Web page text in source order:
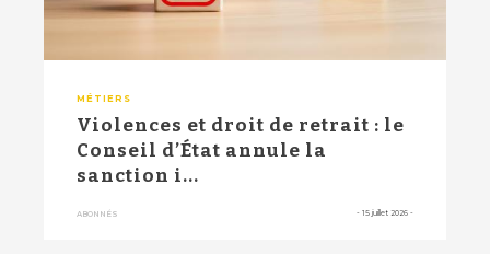
MÉTIERS
Violences et droit de retrait : le
Conseil d’État annule la
sanction i...
ABONNÉS - 15 juillet 2026 -